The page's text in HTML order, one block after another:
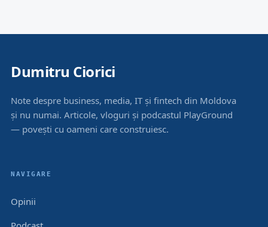
Dumitru Ciorici
Note despre business, media, IT și fintech din Moldova
și nu numai. Articole, vloguri și podcastul PlayGround
— povești cu oameni care construiesc.
NAVIGARE
Opinii